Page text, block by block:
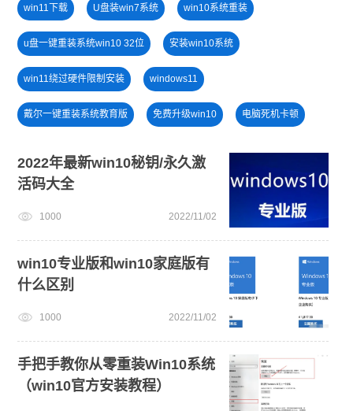
win11下载 U盘装win7系统 win10系统重装
u盘一键重装系统win10 32位 安装win10系统
win11绕过硬件限制安装 windows11
戴尔一键重装系统教育版 免费升级win10 电脑死机卡顿
一键重装系统备份win11系统
小白一键重装系统win10教程 电脑开不了机怎么重装系统
win11一键安装
2022年最新win10秘钥/永久激
活码大全
1000 2022/11/02
win10专业版和win10家庭版有
什么区别
1000 2022/11/02
手把手教你从零重装Win10系统
（win10官方安装教程）